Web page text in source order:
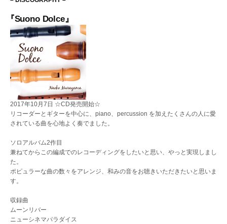
Suono Dolce』
2017年10月7日 ☆CD発売開始☆
リコーダーとギターを中心に、piano、percussion を加えたくさんの人に愛
されている曲を心地よく奏でました。
ソロアルバム2作目
兼ねてからこの編成でのレコーディングをしたいと思い、やっと実現しまし
た。
ポピュラーな曲の数々をアレンジ、和みの音をお聴きいただきたいと思いま
す。
収録曲
ムーンリバー
ニューシネマパラダイス